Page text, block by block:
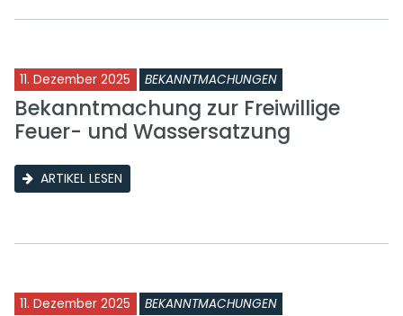
11. Dezember 2025 BEKANNTMACHUNGEN
Bekanntmachung zur Freiwillige
Feuer- und Wassersatzung
ARTIKEL LESEN
11. Dezember 2025 BEKANNTMACHUNGEN